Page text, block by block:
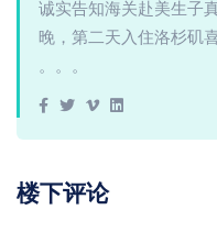
诚实告知海关赴美生子
晚，第二天入住洛杉矶
。。。
楼下评论